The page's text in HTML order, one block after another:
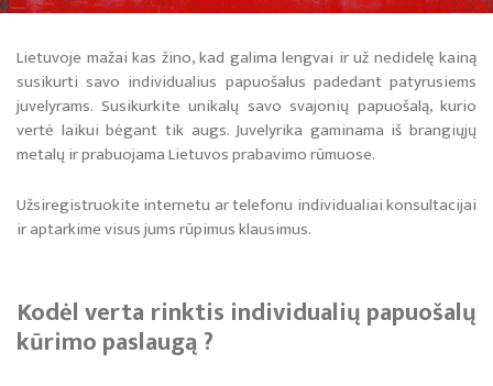
Paveikslai ant drobės
Paveikslai ant popieriaus
Liaudies skulptūros
Parodos 2025
Parodos 2024
Parodos 2022
Paveikslų restauravimas
Individualių papuošalų kūrimas
Lietuvoje mažai kas žino, kad galima lengvai ir už nedidelę kainą
susikurti savo individualius papuošalus padedant patyrusiems
juvelyrams. Susikurkite unikalų savo svajonių papuošalą, kurio
vertė laikui bėgant tik augs. Juvelyrika gaminama iš brangiųjų
metalų ir prabuojama Lietuvos prabavimo rūmuose.
Užsiregistruokite internetu ar telefonu individualiai konsultacijai
ir aptarkime visus jums rūpimus klausimus.
Kodėl verta rinktis individualių papuošalų
kūrimo paslaugą ?